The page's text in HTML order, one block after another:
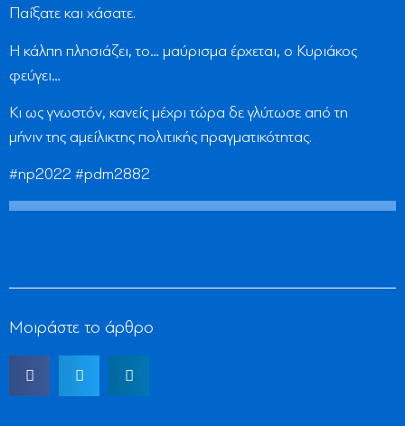
Παίξατε και χάσατε.
Η κάλπη πλησιάζει, το… μαύρισμα έρχεται, ο Κυριάκος
φεύγει…
Κι ως γνωστόν, κανείς μέχρι τώρα δε γλύτωσε από τη
μήνιν της αμείλικτης πολιτικής πραγματικότητας.
#np2022 #pdm2882
Μοιράστε το άρθρο